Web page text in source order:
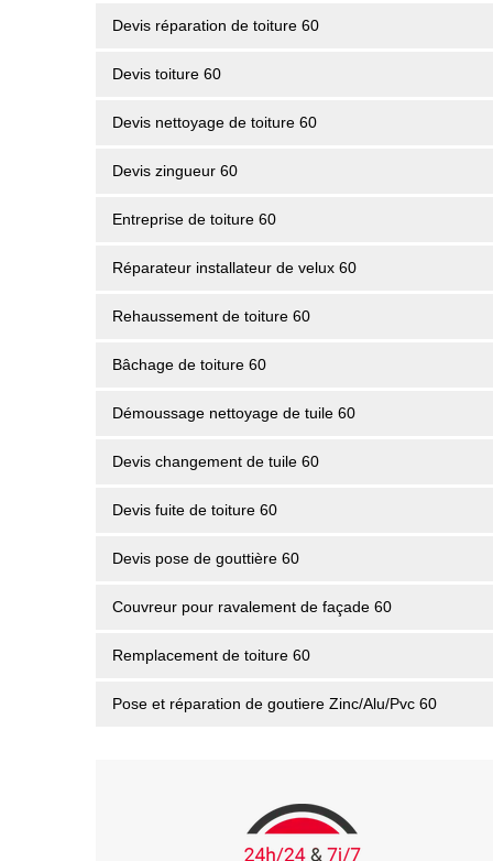
Devis réparation de toiture 60
Devis toiture 60
Devis nettoyage de toiture 60
Devis zingueur 60
Entreprise de toiture 60
Réparateur installateur de velux 60
Rehaussement de toiture 60
Bâchage de toiture 60
Démoussage nettoyage de tuile 60
Devis changement de tuile 60
Devis fuite de toiture 60
Devis pose de gouttière 60
Couvreur pour ravalement de façade 60
Remplacement de toiture 60
Pose et réparation de goutiere Zinc/Alu/Pvc 60